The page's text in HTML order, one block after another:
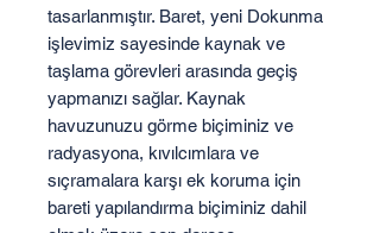
tasarlanmıştır. Baret, yeni Dokunma
işlevimiz sayesinde kaynak ve
taşlama görevleri arasında geçiş
yapmanızı sağlar. Kaynak
havuzunuzu görme biçiminiz ve
radyasyona, kıvılcımlara ve
sıçramalara karşı ek koruma için
bareti yapılandırma biçiminiz dahil